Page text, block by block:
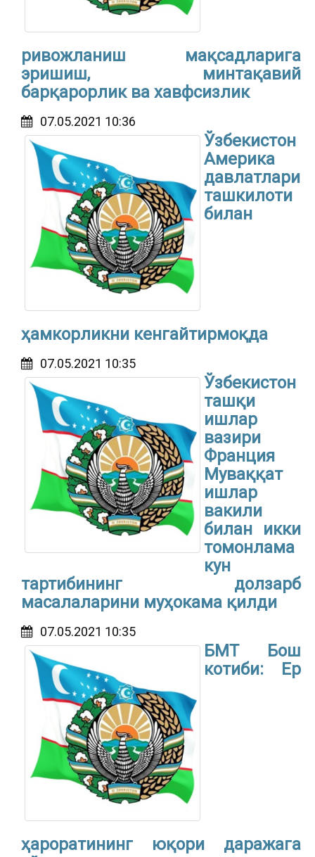
ривожланиш мақсадларига
эришиш, минтақавий
барқарорлик ва хавфсизлик
07.05.2021 10:36
Ўзбекистон
Америка
давлатлари
ташкилоти
билан
ҳамкорликни кенгайтирмоқда
07.05.2021 10:35
Ўзбекистон
ташқи
ишлар
вазири
Франция
Муваққат
ишлар
вакили
билан икки
томонлама
кун
тартибининг долзарб
масалаларини муҳокама қилди
07.05.2021 10:35
БМТ Бош
котиби: Ер
ҳароратининг юқори даражага